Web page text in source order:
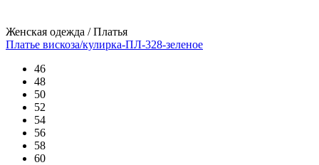
Женская одежда / Платья
Платье вискоза/кулирка-ПЛ-328-зеленое
46
48
50
52
54
56
58
60